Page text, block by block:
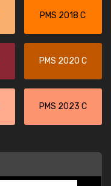
PMS 2018 C
PMS 2020 C
PMS 2023 C